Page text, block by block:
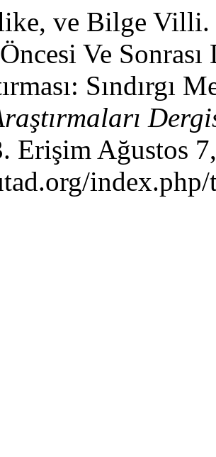
ve Bilge Villi.
Ve Sonrası
Erişim Ağustos